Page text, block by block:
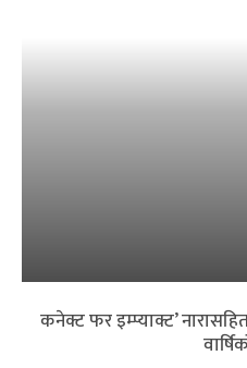
कनेक्ट फर इम्प्याक्ट’